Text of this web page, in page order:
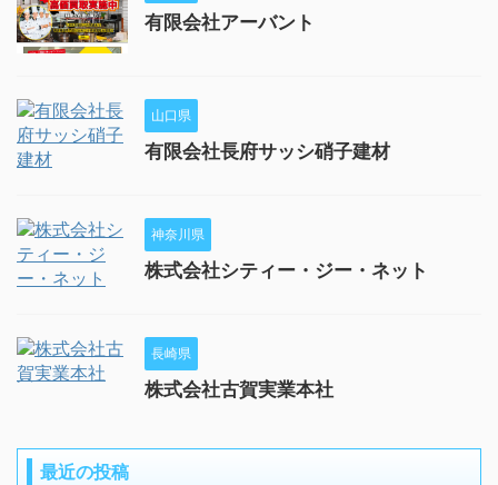
有限会社アーバント
山口県
有限会社長府サッシ硝子建材
神奈川県
株式会社シティー・ジー・ネット
長崎県
株式会社古賀実業本社
最近の投稿